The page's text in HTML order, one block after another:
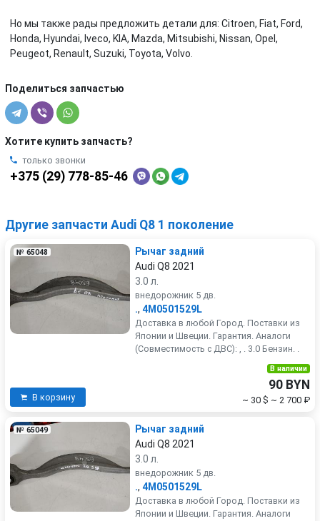
Но мы также рады предложить детали для: Citroen, Fiat, Ford,
Honda, Hyundai, Iveco, KIA, Mazda, Mitsubishi, Nissan, Opel,
Peugeot, Renault, Suzuki, Toyota, Volvo.
Поделиться запчастью
Хотите купить запчасть?
только звонки
+375 (29) 778-85-46
Другие запчасти Audi Q8 1 поколение
№ 65048
Рычаг задний
Audi Q8 2021
3.0 л.
внедорожник 5 дв.
., 4M0501529L
Доставка в любой Город. Поставки из
Японии и Швеции. Гарантия. Аналоги
(Совместимость с ДВС): , . 3.0 Бензин. .
В корзину
В наличии
90 BYN
~ 30 $ ~ 2 700 ₽
№ 65049
Рычаг задний
Audi Q8 2021
3.0 л.
внедорожник 5 дв.
., 4M0501529L
Доставка в любой Город. Поставки из
Японии и Швеции. Гарантия. Аналоги